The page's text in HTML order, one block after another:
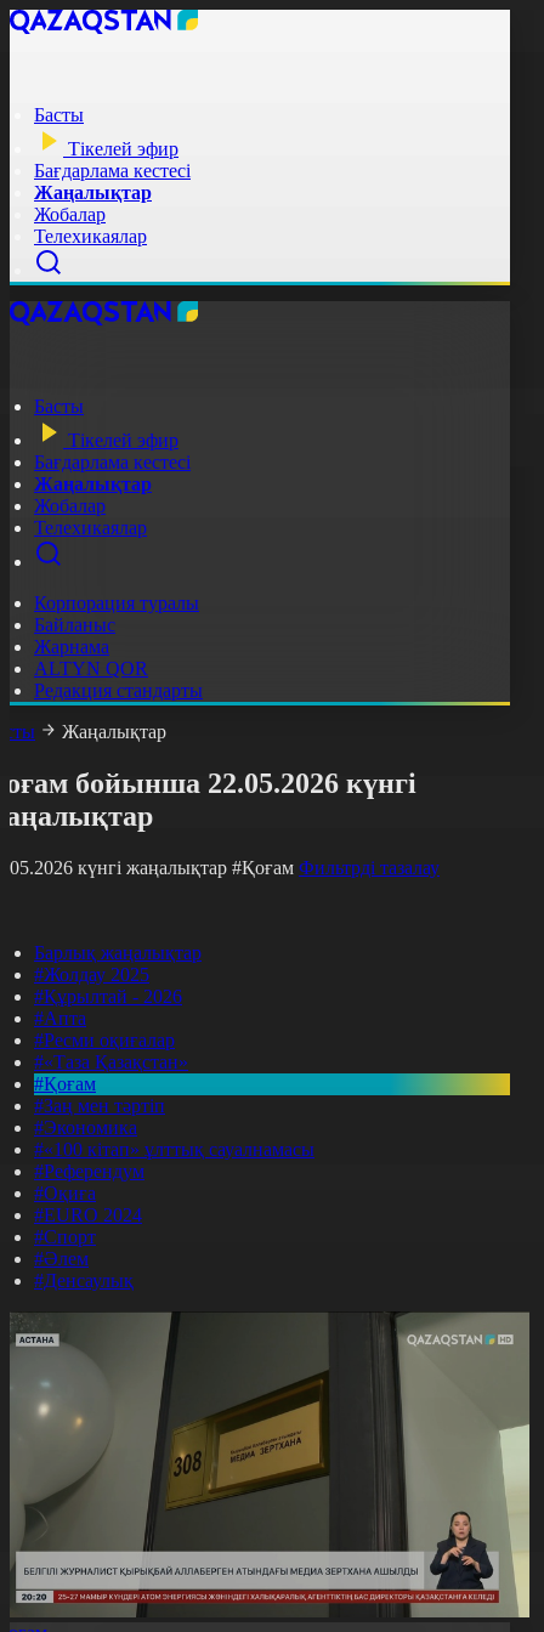
Басты
Тікелей эфир
Бағдарлама кестесі
Жаңалықтар
Жобалар
Телехикаялар
Басты
Тікелей эфир
Бағдарлама кестесі
Жаңалықтар
Жобалар
Телехикаялар
Корпорация туралы
Байланыс
Жарнама
ALTYN QOR
Редакция стандарты
Жаңалықтар
бойынша 22.05.2026 күнгі
күнгі жаңалықтар #Қоғам Фильтрді тазалау
Барлық жаңалықтар
#Жолдау 2025
#Құрылтай - 2026
#Апта
#Ресми оқиғалар
#«Таза Қазақстан»
#Қоғам
#Заң мен тәртіп
#Экономика
#«100 кітап» ұлттық сауалнамасы
#Референдум
#Оқиға
#EURO 2024
#Спорт
#Әлем
#Денсаулық